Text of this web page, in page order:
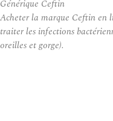
Générique Ceftin
Acheter la marque Ceftin en
traiter les infections
oreilles et gorge).